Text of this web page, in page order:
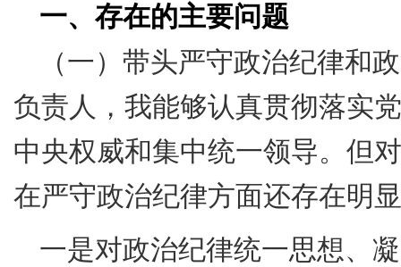
一、存在的主要问题
（一）带头严守政治纪律和
负责人，我能够认真贯彻落实
中央权威和集中统一领导。但
在严守政治纪律方面还存在明
一是对政治纪律统一思想、